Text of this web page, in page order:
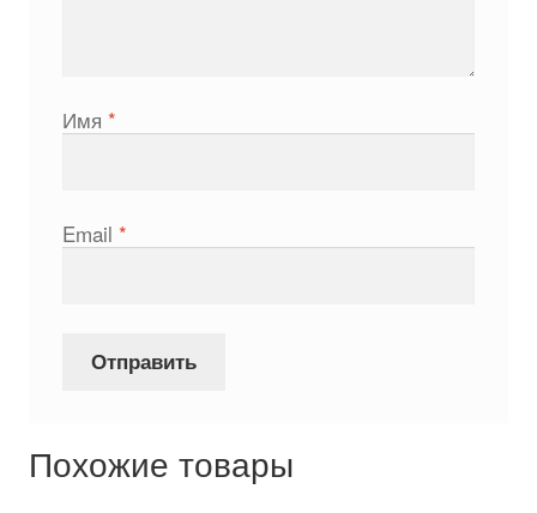
Имя *
Email *
Похожие товары